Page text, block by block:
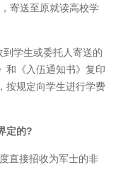
寄送至原就读高校学
学生或委托人寄送的
和《入伍通知书》复印
按规定向学生进行学费
定的?
直接招收为军士的非